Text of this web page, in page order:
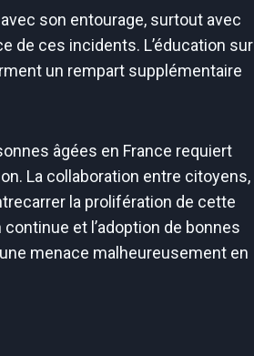
son entourage, surtout avec
de ces incidents. L’éducation sur
un rempart supplémentaire
âgées en France requiert
La collaboration entre citoyens,
la prolifération de cette
et l’adoption de bonnes
menace malheureusement en